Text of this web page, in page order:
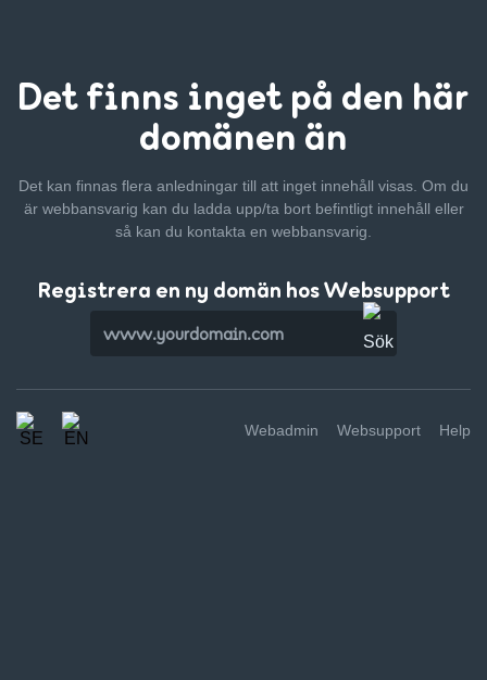
Det finns inget på den här
domänen än
Det kan finnas flera anledningar till att inget innehåll visas. Om du
är webbansvarig kan du ladda upp/ta bort befintligt innehåll eller
så kan du kontakta en webbansvarig.
Registrera en ny domän hos Websupport
Webadmin Websupport Help